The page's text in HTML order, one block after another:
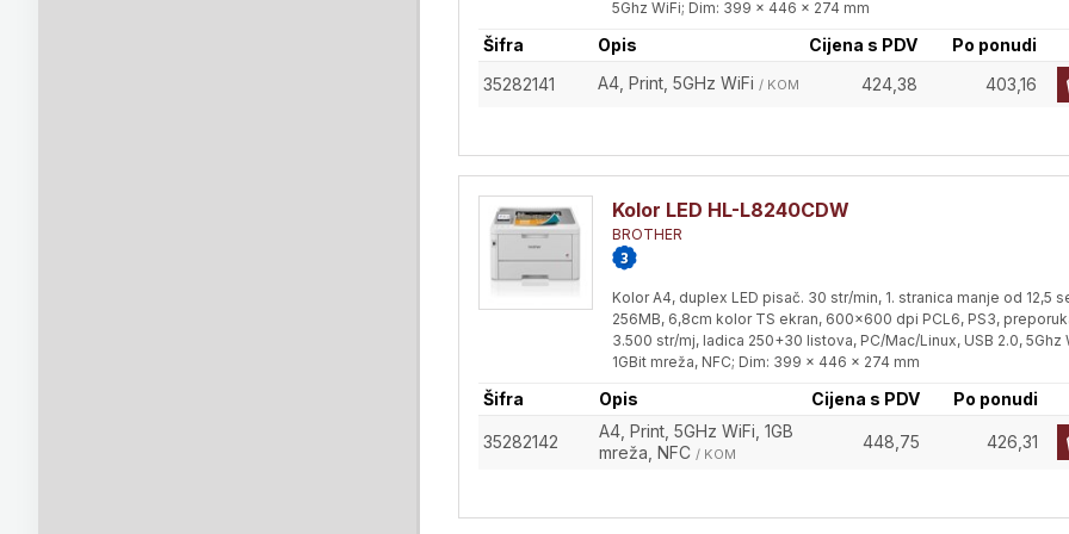
5Ghz WiFi; Dim: 399 x 446 x 274 mm
Šifra Opis Cijena s PDV
Po ponudi
35282141
A4, Print, 5GHz WiFi / KOM 424,38 403,16
Kolor LED HL-L8240CDW
BROTHER
Kolor A4, duplex LED pisač. 30 str/min, 1. stranica manje od 12,5
256MB, 6,8cm kolor TS ekran, 600x600 dpi PCL6, PS3,
3.500 str/mj, ladica 250+30 listova, PC/Mac/Linux, USB 2.0, 5Ghz
1GBit mreža, NFC; Dim: 399 x 446 x 274 mm
Šifra Opis Cijena s PDV Po ponudi
35282142
A4, Print, 5GHz WiFi, 1GB
mreža, NFC / KOM
448,75 426,31